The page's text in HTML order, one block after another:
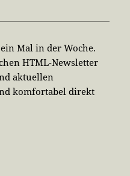
Mal in der Woche.
HTML-Newsletter
aktuellen
komfortabel direkt